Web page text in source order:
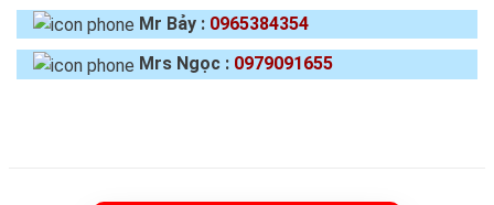
Mr Bảy : 0965384354
Mrs Ngọc : 0979091655